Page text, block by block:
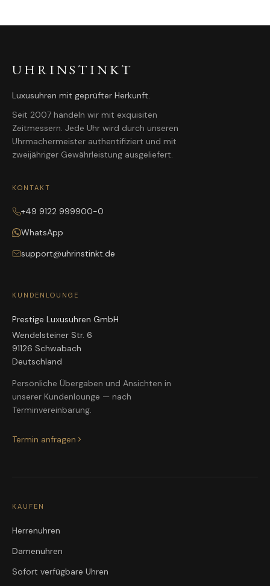
UHRINSTINKT
Luxusuhren mit geprüfter Herkunft.
Seit 2007 handeln wir mit exquisiten
Zeitmessern. Jede Uhr wird durch unseren
Uhrmachermeister authentifiziert und mit
zweijähriger Gewährleistung ausgeliefert.
KONTAKT
+49 9122 999900-0
WhatsApp
support@uhrinstinkt.de
KUNDENLOUNGE
Prestige Luxusuhren GmbH
Wendelsteiner Str. 6
91126 Schwabach
Deutschland
Persönliche Übergaben und Ansichten in
unserer Kundenlounge — nach
Terminvereinbarung.
Termin anfragen
KAUFEN
Herrenuhren
Damenuhren
Sofort verfügbare Uhren